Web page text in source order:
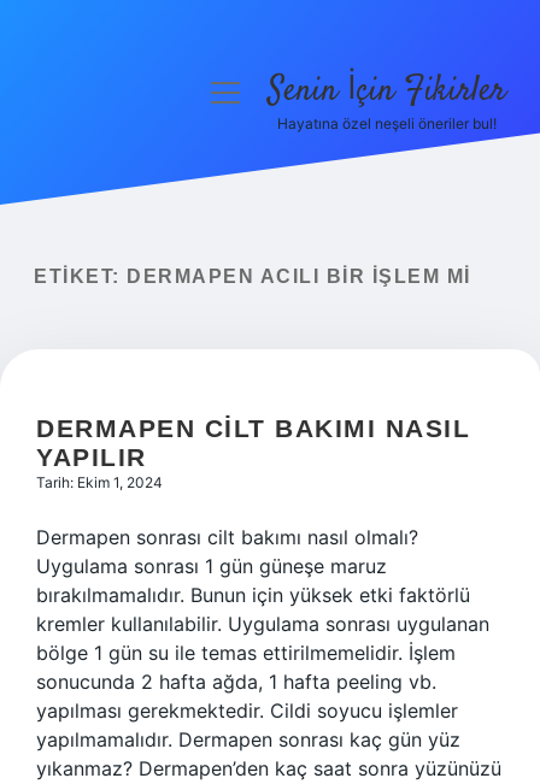
Yasal Uyarı
menüyüSenin İçin Fikirler
Hayatına özel neşeli öneriler bul!
ETIKET: DERMAPEN ACILI BIR IŞLEM MI
DERMAPEN CILT BAKIMI NASIL
YAPILIR
Tarih: Ekim 1, 2024
Dermapen sonrası cilt bakımı nasıl olmalı?
Uygulama sonrası 1 gün güneşe maruz
bırakılmamalıdır. Bunun için yüksek etki faktörlü
kremler kullanılabilir. Uygulama sonrası uygulanan
bölge 1 gün su ile temas ettirilmemelidir. İşlem
sonucunda 2 hafta ağda, 1 hafta peeling vb.
yapılması gerekmektedir. Cildi soyucu işlemler
yapılmamalıdır. Dermapen sonrası kaç gün yüz
yıkanmaz? Dermapen’den kaç saat sonra yüzünüzü